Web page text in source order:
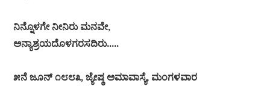
ನಿನ್ನೊಳಗೇ ನೀನಿರು ಮನವೇ,
ಅನ್ಯಾಶ್ರಯದೊಳಗರಸದಿರು…..
೫ನೆ ಜೂನ್ ೧೮೮೩, ಜ್ಯೇಷ್ಠ ಅಮಾವಾಸ್ಯೆ, ಮಂಗಳವಾರ